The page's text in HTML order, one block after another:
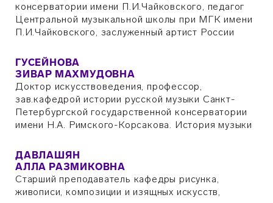
консерватории имени П.И.Чайковского, педагог
Центральной музыкальной школы при МГК имени
П.И.Чайковского, заслуженный артист России
ГУСЕЙНОВА
ЗИВАР МАХМУДОВНА
Доктор искусствоведения, профессор,
зав.кафедрой истории русской музыки Санкт-
Петербургской государственной консерватории
имени Н.А. Римского-Корсакова. История музыки
ДАВЛАШЯН
АЛЛА РАЗМИКОВНА
Старший преподаватель кафедры рисунка,
живописи, композиции и изящных искусств,